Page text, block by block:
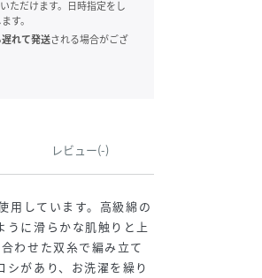
ただけます。日時指定をし
す。
れて発送される場合がござ
レビュー(-)
用しています。高級綿の
うに滑らかな肌触りと上
わせた双糸で編み立て
があり、お洗濯を繰り